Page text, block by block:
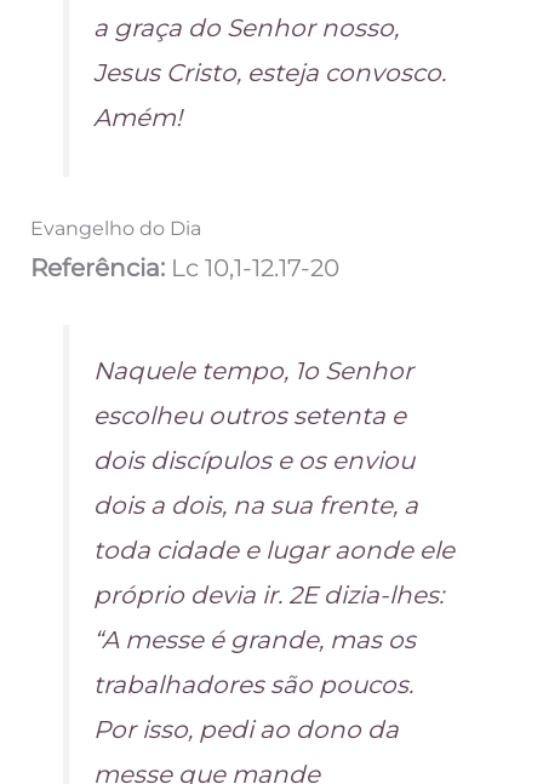
a graça do Senhor nosso,
Jesus Cristo, esteja convosco.
Amém!
Evangelho do Dia
Referência: Lc 10,1-12.17-20
Naquele tempo, 1o Senhor
escolheu outros setenta e
dois discípulos e os enviou
dois a dois, na sua frente, a
toda cidade e lugar aonde ele
próprio devia ir. 2E dizia-lhes:
“A messe é grande, mas os
trabalhadores são poucos.
Por isso, pedi ao dono da
messe que mande